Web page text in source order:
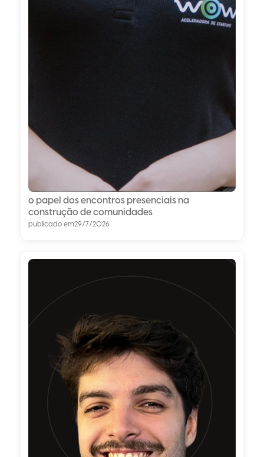
o papel dos encontros presenciais na
construção de comunidades
publicado em29/7/2026